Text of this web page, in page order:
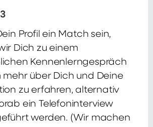
Profil ein Match sein,
Dich zu einem
Kennenlerngespräch
mehr über Dich und Deine
zu erfahren, alternativ
ein Telefoninterview
werden. (Wir machen